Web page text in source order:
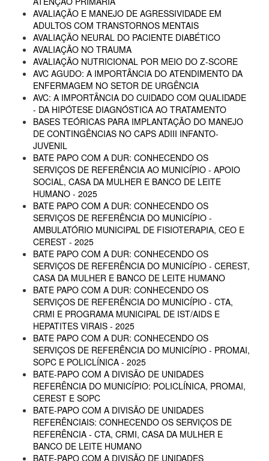
AVALIAÇÃO E MANEJO DE AGRESSIVIDADE EM
ADULTOS COM TRANSTORNOS MENTAIS
AVALIAÇÃO NEURAL DO PACIENTE DIABÉTICO
AVALIAÇÃO NO TRAUMA
AVALIAÇÃO NUTRICIONAL POR MEIO DO Z-SCORE
AVC AGUDO: A IMPORTÂNCIA DO ATENDIMENTO DA
ENFERMAGEM NO SETOR DE URGÊNCIA
AVC: A IMPORTÂNCIA DO CUIDADO COM QUALIDADE
- DA HIPÓTESE DIAGNÓSTICA AO TRATAMENTO
BASES TEÓRICAS PARA IMPLANTAÇÃO DO MANEJO
DE CONTINGÊNCIAS NO CAPS ADIII INFANTO-
JUVENIL
BATE PAPO COM A DUR: CONHECENDO OS
SERVIÇOS DE REFERÊNCIA AO MUNICÍPIO - APOIO
SOCIAL, CASA DA MULHER E BANCO DE LEITE
HUMANO - 2025
BATE PAPO COM A DUR: CONHECENDO OS
SERVIÇOS DE REFERÊNCIA DO MUNICÍPIO -
AMBULATÓRIO MUNICIPAL DE FISIOTERAPIA, CEO E
CEREST - 2025
BATE PAPO COM A DUR: CONHECENDO OS
SERVIÇOS DE REFERÊNCIA DO MUNICÍPIO - CEREST,
CASA DA MULHER E BANCO DE LEITE HUMANO
BATE PAPO COM A DUR: CONHECENDO OS
SERVIÇOS DE REFERÊNCIA DO MUNICÍPIO - CTA,
CRMI E PROGRAMA MUNICIPAL DE IST/AIDS E
HEPATITES VIRAIS - 2025
BATE PAPO COM A DUR: CONHECENDO OS
SERVIÇOS DE REFERÊNCIA DO MUNICÍPIO - PROMAI,
SOPC E POLICLÍNICA - 2025
BATE-PAPO COM A DIVISÃO DE UNIDADES
REFERÊNCIA DO MUNICÍPIO: POLICLÍNICA, PROMAI,
CEREST E SOPC
BATE-PAPO COM A DIVISÃO DE UNIDADES
REFERÊNCIAIS: CONHECENDO OS SERVIÇOS DE
REFERÊNCIA - CTA, CRMI, CASA DA MULHER E
BANCO DE LEITE HUMANO
BATE-PAPO COM A DIVISÃO DE UNIDADES